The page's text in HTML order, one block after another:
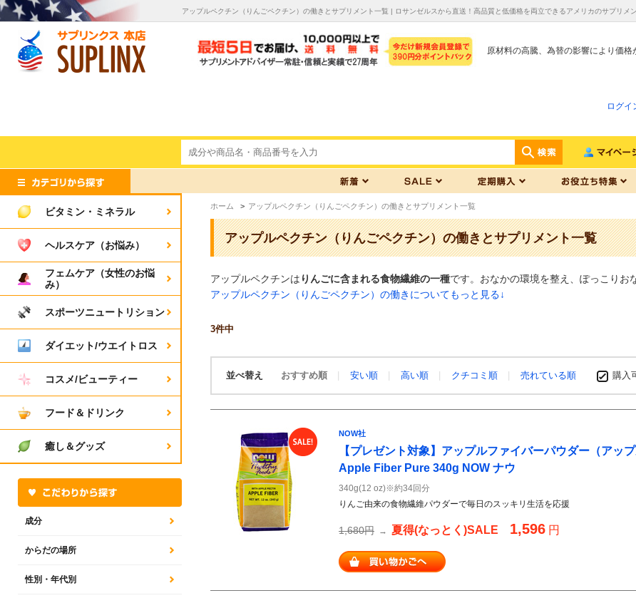
アップルペクチン（りんごペクチン）の働きとサプリメント一覧 | ロサンゼルスから直送！高品質と低価格を両立できるアメリカのサプリメ
原材料の高騰、為替の影響により価格
ログイ
ホーム > アップルペクチン（りんごペクチン）の働きとサプリメント一覧
アップルペクチン（りんごペクチン）の働きとサプリメント一覧
アップルペクチンは りんごに含まれる食物繊維の一種です。おなかの環境を整え、ぽっこりお
アップルペクチン（りんごペクチン）の働きについてもっと見る↓
3件中
並べ替え おすすめ順 安い順 高い順 クチコミ順 売れている順 購入
NOW社
【プレゼント対象】アップルファイバーパウダー（アップ
Apple Fiber Pure 340g NOW ナウ
340g(12 oz)※約34回分
りんご由来の食物繊維パウダーで毎日のスッキリ生活を応援
1,680円 → 夏得(なっとく)SALE 1,596 円
ビタミン・ミネラル
ヘルスケア（お悩み）
フェムケア（女性のお悩
み）
スポーツニュートリション
ダイエット/ウエイトロス
コスメ/ビューティー
フード＆ドリンク
癒し＆グッズ
成分
からだの場所
性別・年代別